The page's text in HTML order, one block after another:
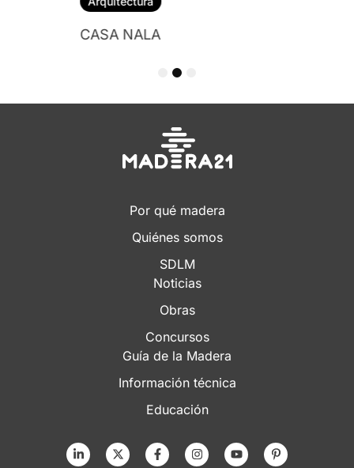
CASA NALA
Por qué madera
Quiénes somos
SDLM
Noticias
Obras
Concursos
Guía de la Madera
Información técnica
Educación